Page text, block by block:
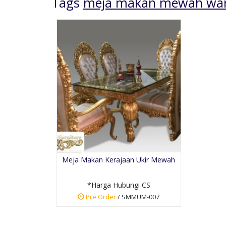
Meja Makan Kerajaan Ukir Mewah
*Harga Hubungi CS
Pre Order/ SMMUM-007
Set Meja Makan
Kekinian
*Harga Hubungi CS
Pre Order